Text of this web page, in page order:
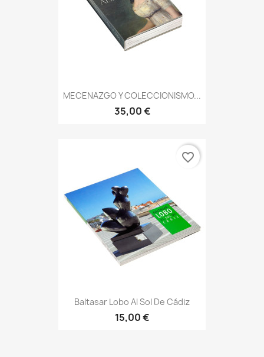
MECENAZGO Y COLECCIONISMO...
35,00 €
Baltasar Lobo Al Sol De Cádiz
15,00 €
favorite_border